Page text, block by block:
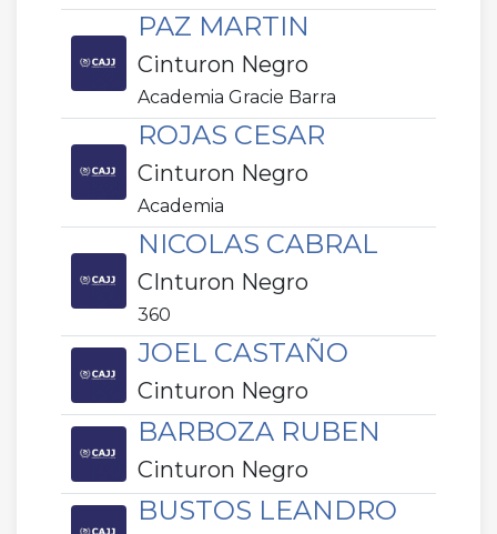
PAZ MARTIN
Cinturon Negro
Academia Gracie Barra
ROJAS CESAR
Cinturon Negro
Academia
NICOLAS CABRAL
CInturon Negro
360
JOEL CASTAÑO
Cinturon Negro
BARBOZA RUBEN
Cinturon Negro
BUSTOS LEANDRO